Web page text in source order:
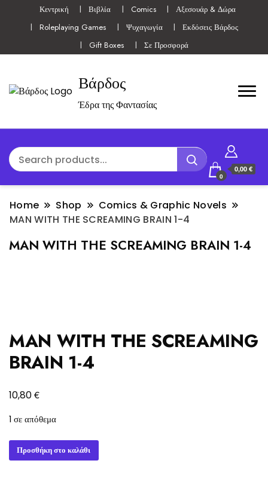
Κεντρική Βιβλία Comics
Αξεσουάρ & Δώρα
Roleplaying Games
Ψυχαγωγία
Εκδόσεις Βάρδος
Gift Boxes
Σε Προσφορά
Βάρδος
Έδρα της Φαντασίας
0
0,00 €
Home Shop
Comics & Graphic Novels
MAN WITH THE SCREAMING BRAIN 1-4
MAN WITH THE SCREAMING BRAIN 1-4
MAN WITH THE SCREAMING
BRAIN 1-4
10,80€
1 σε απόθεμα
MAN
WITH
Προσθήκη στο καλάθι